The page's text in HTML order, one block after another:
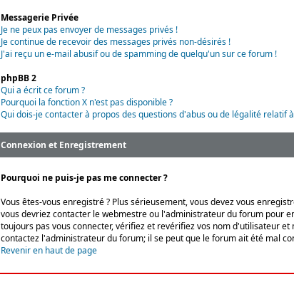
Messagerie Privée
Je ne peux pas envoyer de messages privés !
Je continue de recevoir des messages privés non-désirés !
J'ai reçu un e-mail abusif ou de spamming de quelqu'un sur ce forum !
phpBB 2
Qui a écrit ce forum ?
Pourquoi la fonction X n'est pas disponible ?
Qui dois-je contacter à propos des questions d'abus ou de légalité relatif
Connexion et Enregistrement
Pourquoi ne puis-je pas me connecter ?
Vous êtes-vous enregistré ? Plus sérieusement, vous devez vous
vous devriez contacter le webmestre ou l'administrateur du forum pour
toujours pas vous connecter, vérifiez et revérifiez vos nom d'utilisateur
contactez l'administrateur du forum; il se peut que le forum ait été mal
Revenir en haut de page